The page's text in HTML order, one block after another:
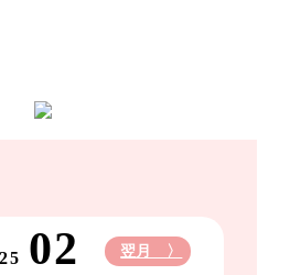
02 翌月 〉